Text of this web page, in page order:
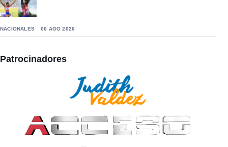
NACIONALES 06 AGO 2026
Patrocinadores